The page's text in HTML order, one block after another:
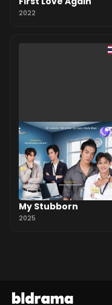
2022
My Stubborn
2025